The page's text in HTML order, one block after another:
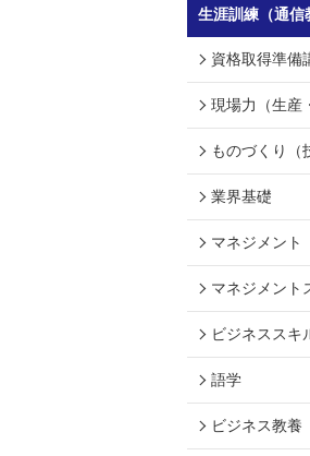
生涯訓練（通信
資格取得準備
現場力（生産
ものづくり（
業界基礎
マネジメント
マネジメント
ビジネススキ
語学
ビジネス教養